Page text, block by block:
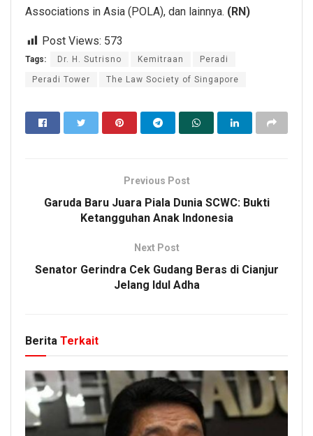
Associations in Asia (POLA), dan lainnya. (RN)
Post Views: 573
Tags: Dr. H. Sutrisno Kemitraan Peradi
Peradi Tower The Law Society of Singapore
Previous Post
Garuda Baru Juara Piala Dunia SCWC: Bukti
Ketangguhan Anak Indonesia
Next Post
Senator Gerindra Cek Gudang Beras di Cianjur
Jelang Idul Adha
Berita Terkait